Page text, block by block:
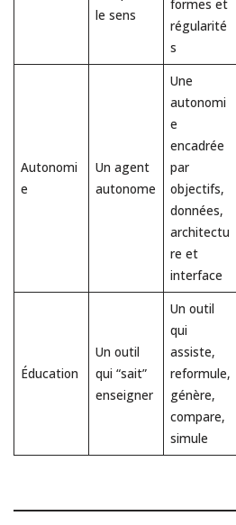
le sens
formes et
régularité
s
Autonomi
e
Un agent
autonome
Une
autonomi
e
encadrée
par
objectifs,
données,
architectu
re et
interface
Éducation
Un outil
qui “sait”
enseigner
Un outil
qui
assiste,
reformule,
génère,
compare,
simule